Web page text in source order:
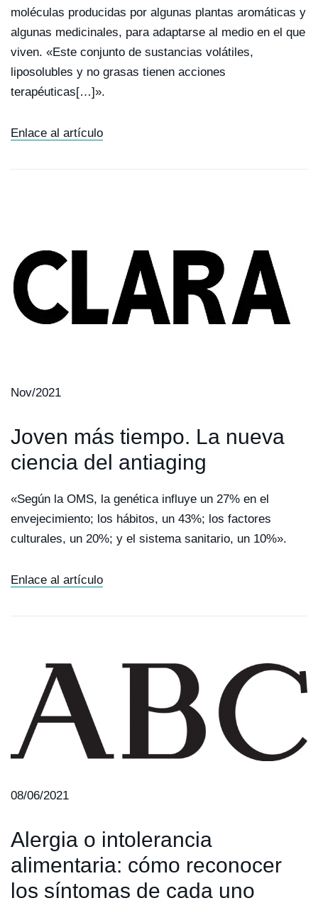
moléculas producidas por algunas plantas aromáticas y
algunas medicinales, para adaptarse al medio en el que
viven. «Este conjunto de sustancias volátiles,
liposolubles y no grasas tienen acciones
terapéuticas[…]».
Enlace al artículo
Nov/2021
Joven más tiempo. La nueva
ciencia del antiaging
«Según la OMS, la genética influye un 27% en el
envejecimiento; los hábitos, un 43%; los factores
culturales, un 20%; y el sistema sanitario, un 10%».
Enlace al artículo
08/06/2021
Alergia o intolerancia
alimentaria: cómo reconocer
los síntomas de cada uno